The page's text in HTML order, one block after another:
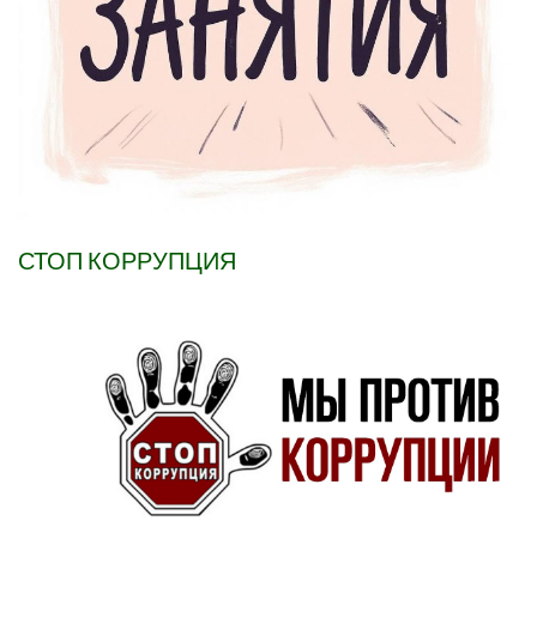
СТОП КОРРУПЦИЯ